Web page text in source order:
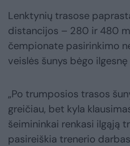
Lenktynių trasose
distancijos – 280 ir 480
čempionate pasirinkimo
veislės šunys bėgo
„Po trumposios trasos
greičiau, bet kyla
šeimininkai renkasi ilgąją
pasireiškia trenerio